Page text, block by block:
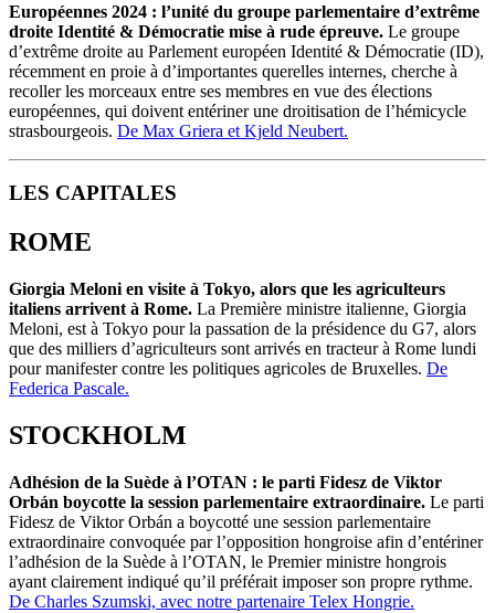
Européennes 2024 : l’unité du groupe parlementaire d’extrême
droite Identité & Démocratie mise à rude épreuve. Le groupe
d’extrême droite au Parlement européen Identité & Démocratie (ID),
récemment en proie à d’importantes querelles internes, cherche à
recoller les morceaux entre ses membres en vue des élections
européennes, qui doivent entériner une droitisation de l’hémicycle
strasbourgeois. De Max Griera et Kjeld Neubert.
LES CAPITALES
ROME
Giorgia Meloni en visite à Tokyo, alors que les agriculteurs
italiens arrivent à Rome. La Première ministre italienne, Giorgia
Meloni, est à Tokyo pour la passation de la présidence du G7, alors
que des milliers d’agriculteurs sont arrivés en tracteur à Rome lundi
pour manifester contre les politiques agricoles de Bruxelles. De
Federica Pascale.
STOCKHOLM
Adhésion de la Suède à l’OTAN : le parti Fidesz de Viktor
Orbán boycotte la session parlementaire extraordinaire. Le parti
Fidesz de Viktor Orbán a boycotté une session parlementaire
extraordinaire convoquée par l’opposition hongroise afin d’entériner
l’adhésion de la Suède à l’OTAN, le Premier ministre hongrois
ayant clairement indiqué qu’il préférait imposer son propre rythme.
De Charles Szumski, avec notre partenaire Telex Hongrie.